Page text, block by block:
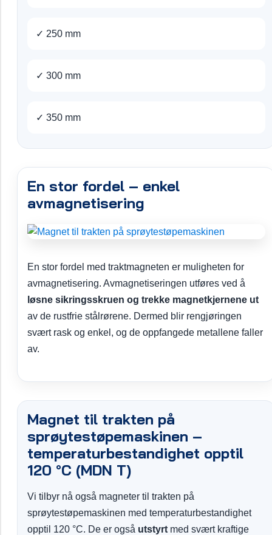
✓ 250 mm
✓ 300 mm
✓ 350 mm
En stor fordel – enkel
avmagnetisering
En stor fordel med traktmagneten er muligheten for
avmagnetisering. Avmagnetiseringen utføres ved å
løsne sikringsskruen og trekke magnetkjernene ut
av de rustfrie stålrørene. Dermed blir rengjøringen
svært rask og enkel, og de oppfangede metallene faller
av.
Magnet til trakten på
sprøytestøpemaskinen –
temperaturbestandighet opptil
120 °C (MDN T)
Vi tilbyr nå også magneter til trakten på
sprøytestøpemaskinen med temperaturbestandighet
opptil 120 °C. De er også utstyrt med svært kraftige